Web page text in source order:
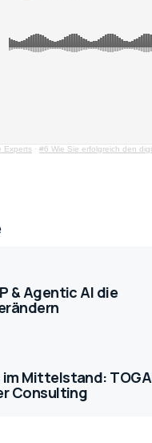
Experts · #6 Wie Sie erfolgreich den digitalen
& Agentic AI die
im Mittelstand:
Consulting